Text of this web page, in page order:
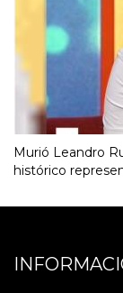
Murió Leandro
histórico